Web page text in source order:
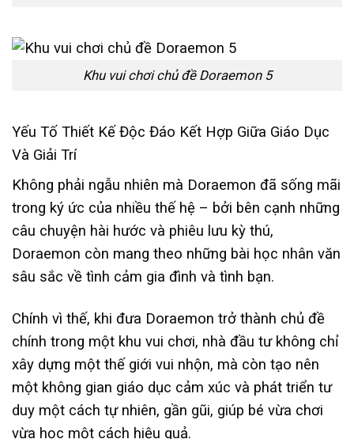
Khu vui chơi chủ đề Doraemon 5
Yếu Tố Thiết Kế Độc Đáo Kết Hợp Giữa Giáo Dục
Và Giải Trí
Không phải ngẫu nhiên mà Doraemon đã sống mãi
trong ký ức của nhiều thế hệ – bởi bên cạnh những
câu chuyện hài hước và phiêu lưu kỳ thú,
Doraemon còn mang theo những bài học nhân văn
sâu sắc về tình cảm gia đình và tình bạn.
Chính vì thế, khi đưa Doraemon trở thành chủ đề
chính trong một khu vui chơi, nhà đầu tư không chỉ
xây dựng một thế giới vui nhộn, mà còn tạo nên
một không gian giáo dục cảm xúc và phát triển tư
duy một cách tự nhiên, gần gũi, giúp bé vừa chơi
vừa học một cách hiệu quả.